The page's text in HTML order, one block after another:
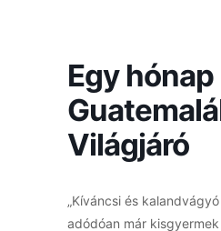
Egy hónap
Világjáró
„Kíváncsi és
adódóan már